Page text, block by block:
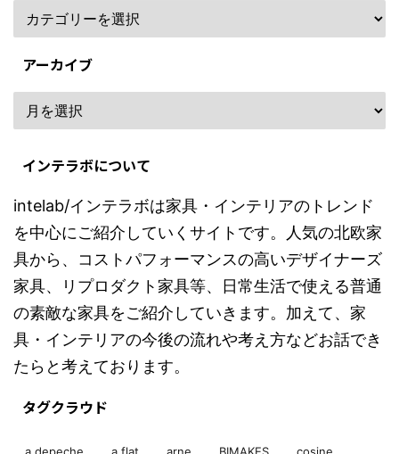
アーカイブ
インテラボについて
intelab/インテラボは家具・インテリアのトレンド
を中心にご紹介していくサイトです。人気の北欧家
具から、コストパフォーマンスの高いデザイナーズ
家具、リプロダクト家具等、日常生活で使える普通
の素敵な家具をご紹介していきます。加えて、家
具・インテリアの今後の流れや考え方などお話でき
たらと考えております。
タグクラウド